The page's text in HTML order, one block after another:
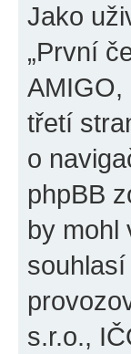
Jako
„První
AMIGO,
třetí
o
phpBB
by mohl
s.r.o.,